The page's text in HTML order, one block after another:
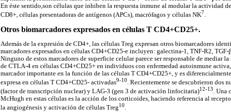
En éste sentido,son células que inhiben la respuesta inmune al modular la actividad
CD8+, células presentadoras de antígenos (APCs), macrófagos y células NK7.
Otros biomarcadores expresados en células T CD4+CD25+.
Además de la expresión de CD4+, las células Treg expresan otros biomarcadores
marcadores expresados en células CD4+CD25-e incluyen: galectina-1, TNF-R2,
Ninguno de estos marcadores de superficie celular parece ser responsable de mediar
de CTLA-4 en células CD4+CD25+ en individuos con enfermedad autoinmune
marcador importante en la función de las células T CD4+CD25+, y es
expresa en células T CD4+CD25- activadas9-10. Recientemente se descubrieron dos
(factor de transcripción nuclear) y LAG-3 (gen 3 de activación linfocitaria)12-13. Una
McHugh en estas células es la acción de los corticoides, haciendo referencia al
la angiogénesis y activación de células Treg10.